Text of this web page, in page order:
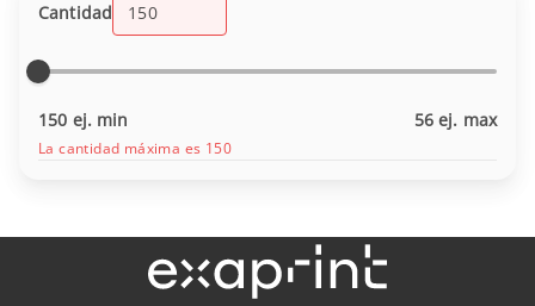
Cantidad
150 ej. min 56 ej. max
La cantidad máxima es 150